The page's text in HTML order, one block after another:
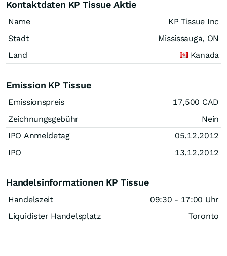
Kontaktdaten KP Tissue Aktie
Name
KP Tissue Inc
Stadt
Mississauga, ON
Land
Kanada
Emission KP Tissue
Emissionspreis 17,500 CAD
Zeichnungsgebühr
Nein
IPO Anmeldetag
05.12.2012
IPO
13.12.2012
Handelsinformationen KP Tissue
Handelszeit
09:30 - 17:00 Uhr
Liquidister Handelsplatz
Toronto